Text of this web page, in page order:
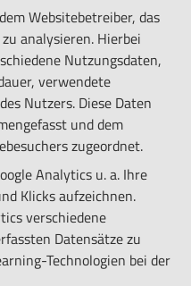
Websitebetreiber, das
analysieren. Hierbei
Nutzungsdaten,
verwendete
Nutzers. Diese Daten
und dem
zugeordnet.
Analytics u. a. Ihre
Klicks aufzeichnen.
verschiedene
Datensätze zu
Technologien bei der